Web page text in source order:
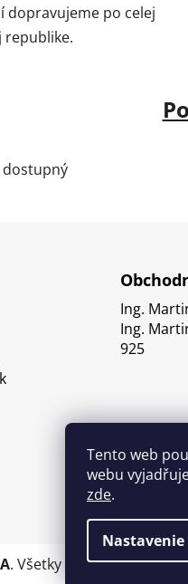
Tento web
webu
zde.
Nastavenie
dopravujeme po celej
republike.
Ing.
Ing.
925
. Všetky práva vyhradené.